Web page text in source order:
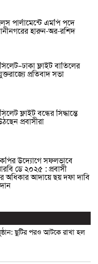
পার্লামেন্টে এমপি পদে
হারুন-অর-রশিদ
ফ্লাইট বাতিলের
প্রতিবাদ সভা
ফ্লাইট বন্ধের সিদ্ধান্তে
প্রবাসীরা
উদ্যোগে সফলভাবে
ডে ২০২৫ : প্রবাসী
অধিকার আদায়ে ছয় দফা দাবি
ছুটির পরও আটকে রাখা হল